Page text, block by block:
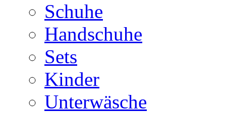
Schuhe
Handschuhe
Sets
Kinder
Unterwäsche